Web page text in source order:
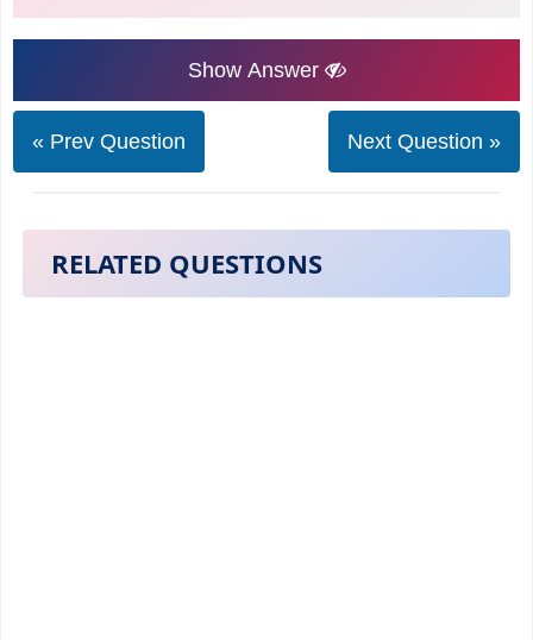
Show Answer
« Prev Question Next Question »
RELATED QUESTIONS